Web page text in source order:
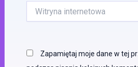
internetowa
Zapamiętaj moje dane w tej